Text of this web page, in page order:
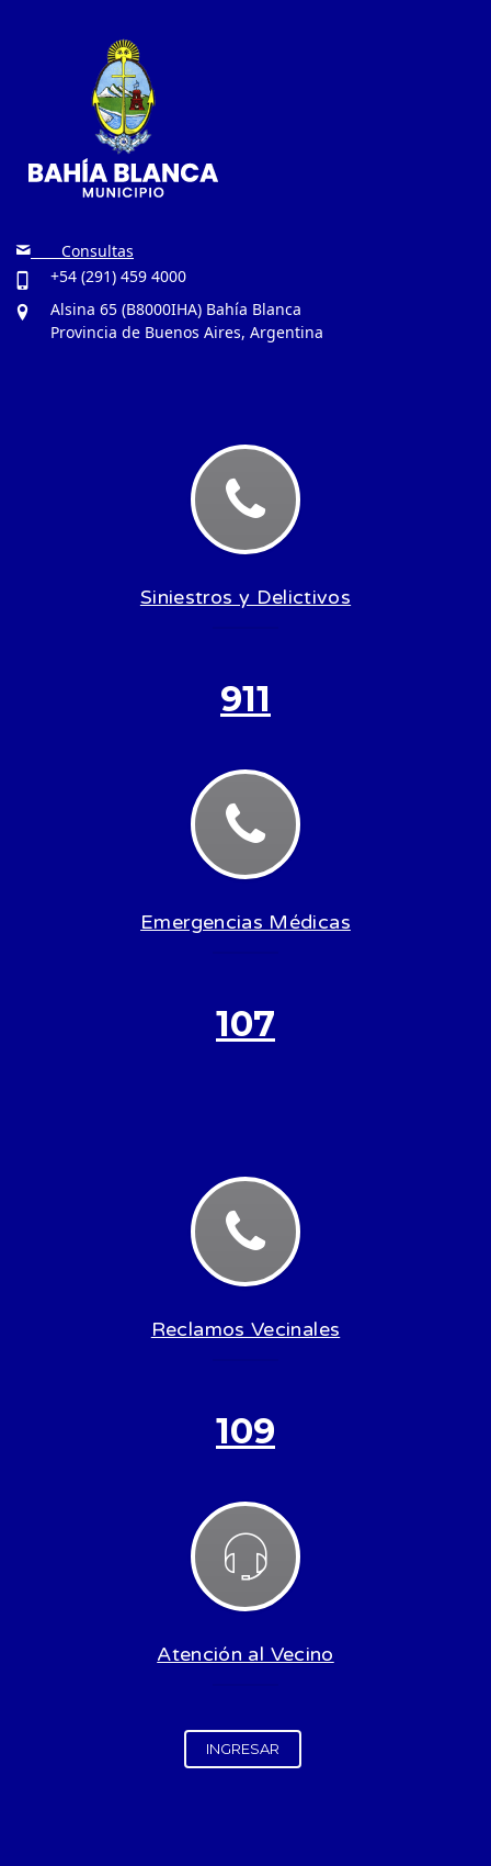
Consultas
+54 (291) 459 4000
Alsina 65 (B8000IHA) Bahía Blanca
Provincia de Buenos Aires, Argentina
Siniestros y Delictivos
911
Emergencias Médicas
107
Reclamos Vecinales
109
Atención al Vecino
INGRESAR